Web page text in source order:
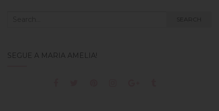
SEARCH
SEGUE A MARIA AMÉLIA!